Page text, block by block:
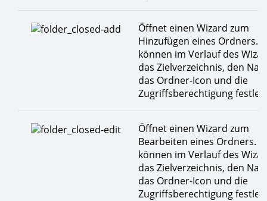
Öffnet einen Wizard zum
Hinzufügen eines Ordners.
können im Verlauf des
das Zielverzeichnis, den
das Ordner-Icon und die
Zugriffsberechtigung
Öffnet einen Wizard zum
Bearbeiten eines Ordners.
können im Verlauf des
das Zielverzeichnis, den
das Ordner-Icon und die
Zugriffsberechtigung